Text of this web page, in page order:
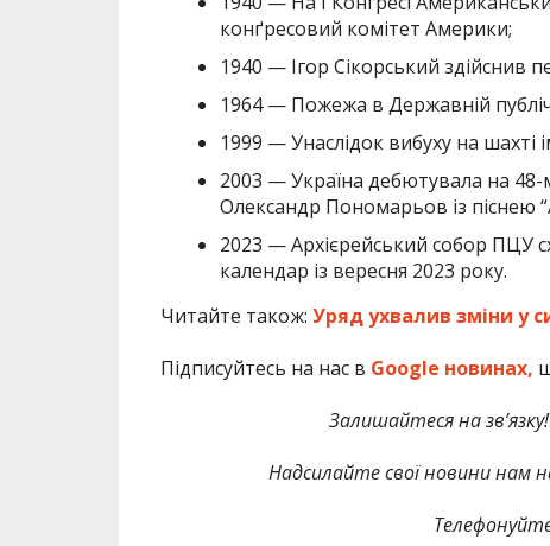
конґресовий комітет Америки;
1940 — Ігор Сікорський здійснив
1964 — Пожежа в Державній
1999 — Унаслідок вибуху на шахті
2003 — Україна дебютувала на 48-
Олександр Пономарьов із піснею
2023 — Архієрейський собор ПЦУ
календар із вересня 2023 року.
Читайте також: Уряд ухвалив зміни у
Підписуйтесь на нас в Google новинах,
Залишайтеся на
Надсилайте свої новини нам